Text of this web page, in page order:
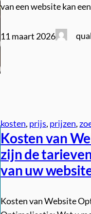
van een website kan
11 maart 2026
kosten, prijs, prijzen,
Kosten van
zijn de
van uw
Kosten van Website